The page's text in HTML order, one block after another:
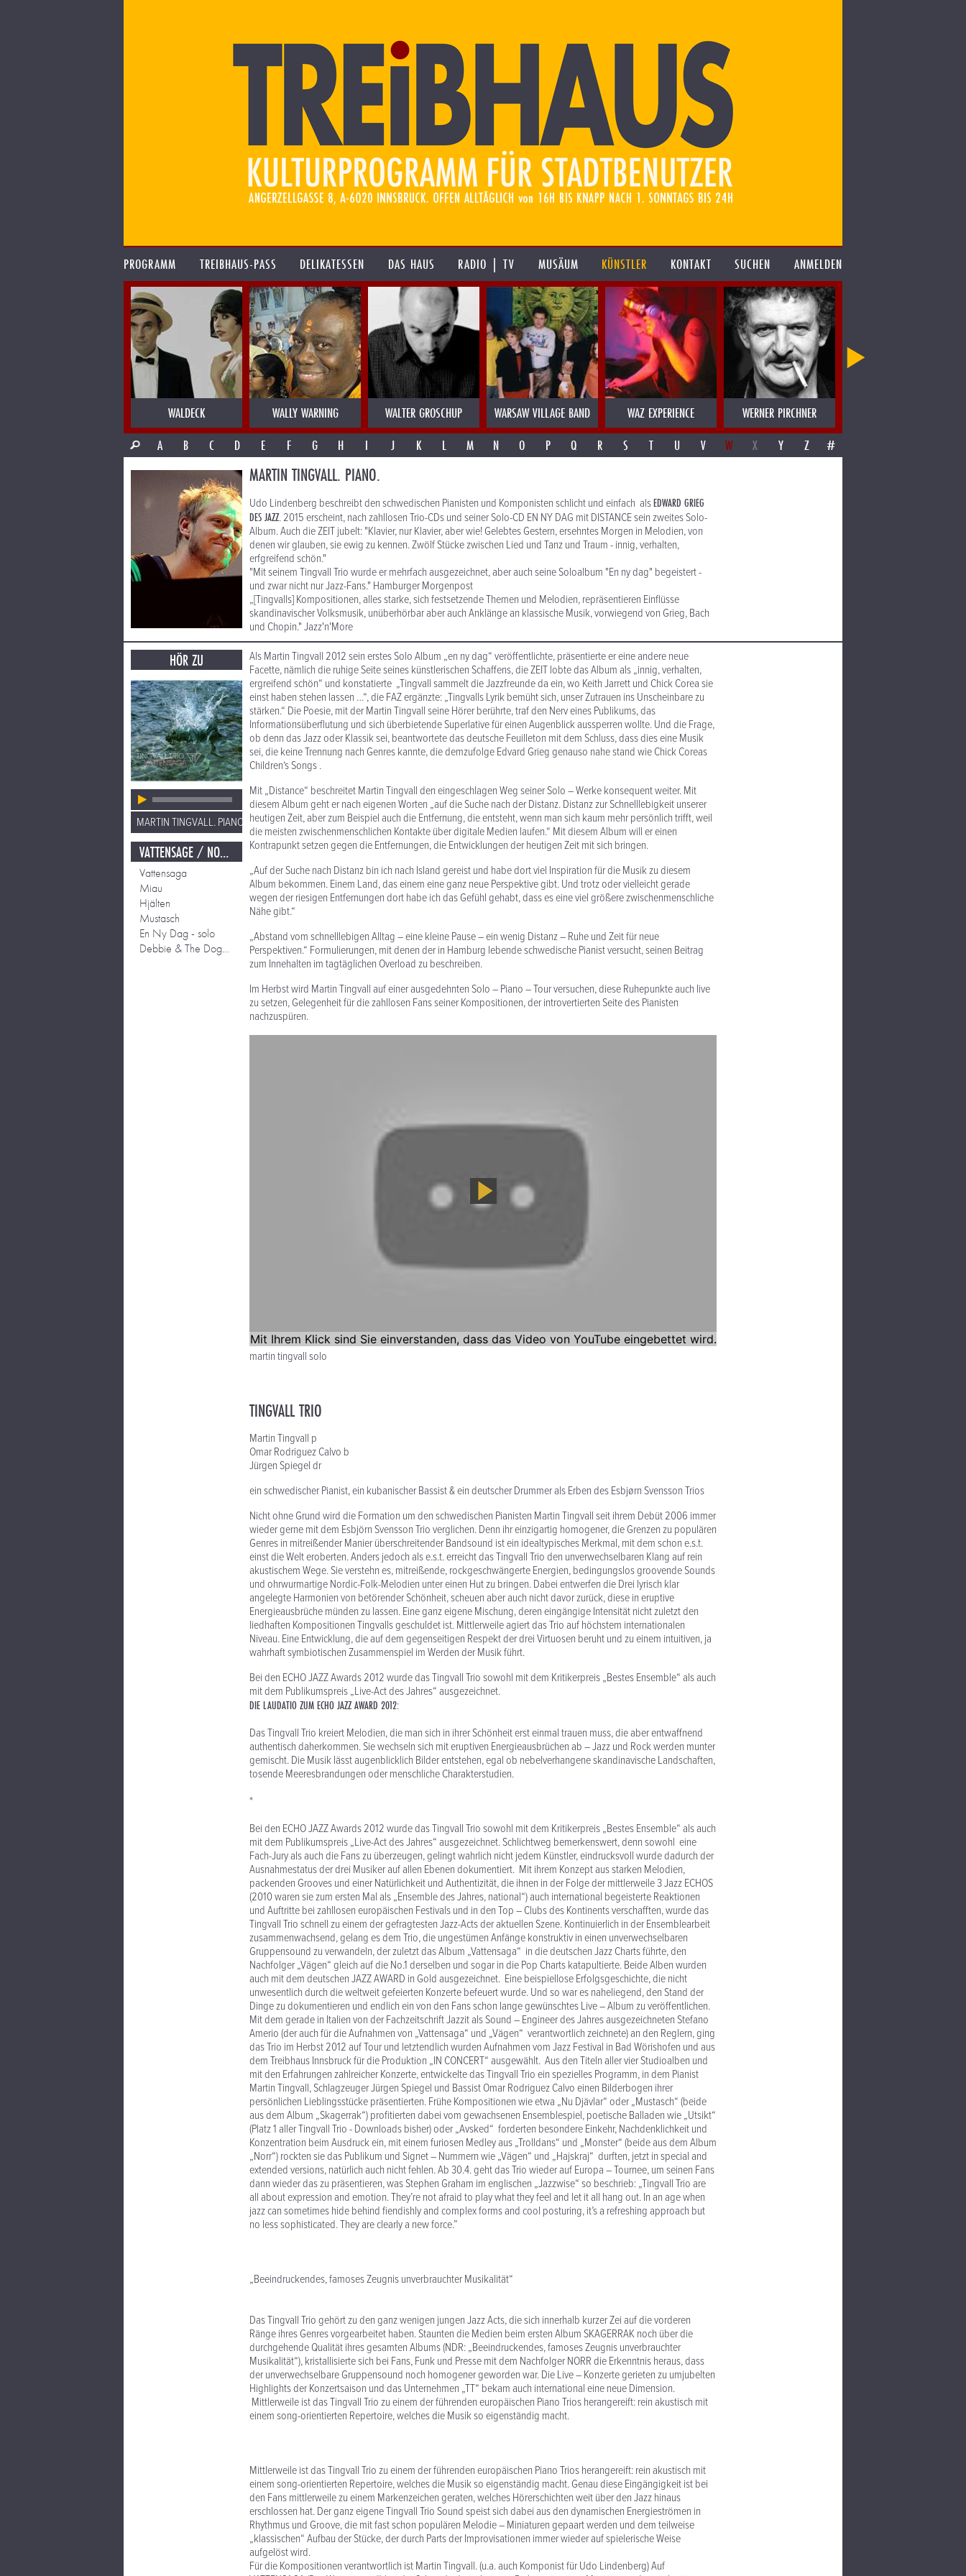
PROGRAMM TREIBHAUS-PASS DELIKATESSEN DAS HAUS RADIO | TV MUSÄUM KÜNSTLER KONTAKT SUCHEN ANMELDEN
WALDECK WALLY WARNING WALTER GROSCHUP WARSAW VILLAGE BAND WAZ EXPERIENCE WERNER PIRCHNER
A
B C D E F G H I J K L M N O P Q R S T U V W X Y Z #
MARTIN TINGVALL. PIANO.
Udo Lindenberg beschreibt den schwedischen Pianisten und Komponisten schlicht und einfach alsEDWARD GRIEG
DES JAZZ. 2015 erscheint, nach zahllosen Trio-CDs und seiner Solo-CD EN NY DAG mit DISTANCE sein zweites Solo-
Album. Auch die ZEIT jubelt: "Klavier, nur Klavier, aber wie! Gelebtes Gestern, ersehntes Morgen in Melodien, von
denen wir glauben, sie ewig zu kennen. Zwölf Stücke zwischen Lied und Tanz und Traum - innig, verhalten,
erfgreifend schön."
"Mit seinem Tingvall Trio wurde er mehrfach ausgezeichnet, aber auch seine Soloalbum "En ny dag" begeistert -
und zwar nicht nur Jazz-Fans." Hamburger Morgenpost
„[Tingvalls] Kompositionen, alles starke, sich festsetzende Themen und Melodien, repräsentieren Einflüsse
skandinavischer Volksmusik, unüberhörbar aber auch Anklänge an klassische Musik, vorwiegend von Grieg, Bach
und Chopin." Jazz'n'More
HÖR ZU
MARTIN TINGVALL. PIANO.
VATTENSAGE / NORR / EN NY DAG
Vattensaga
Miau
Hjälten
Mustasch
En Ny Dag - solo
Debbie & The Doggs - solo
Als Martin Tingvall 2012 sein erstes Solo Album „en ny dag“ veröffentlichte, präsentierte er eine andere neue
Facette, nämlich die ruhige Seite seines künstlerischen Schaffens, die ZEIT lobte das Album als „innig, verhalten,
ergreifend schön“ und konstatierte „Tingvall sammelt die Jazzfreunde da ein, wo Keith Jarrett und Chick Corea sie
einst haben stehen lassen …“, die FAZ ergänzte: „Tingvalls Lyrik bemüht sich, unser Zutrauen ins Unscheinbare zu
stärken.“ Die Poesie, mit der Martin Tingvall seine Hörer berührte, traf den Nerv eines Publikums, das
Informationsüberflutung und sich überbietende Superlative für einen Augenblick aussperren wollte. Und die Frage,
ob denn das Jazz oder Klassik sei, beantwortete das deutsche Feuilleton mit dem Schluss, dass dies eine Musik
sei, die keine Trennung nach Genres kannte, die demzufolge Edvard Grieg genauso nahe stand wie Chick Coreas
Children‘s Songs .
Mit „Distance“ beschreitet Martin Tingvall den eingeschlagen Weg seiner Solo – Werke konsequent weiter. Mit
diesem Album geht er nach eigenen Worten „auf die Suche nach der Distanz. Distanz zur Schnelllebigkeit unserer
heutigen Zeit, aber zum Beispiel auch die Entfernung, die entsteht, wenn man sich kaum mehr persönlich trifft, weil
die meisten zwischenmenschlichen Kontakte über digitale Medien laufen.“ Mit diesem Album will er einen
Kontrapunkt setzen gegen die Entfernungen, die Entwicklungen der heutigen Zeit mit sich bringen.
„Auf der Suche nach Distanz bin ich nach Island gereist und habe dort viel Inspiration für die Musik zu diesem
Album bekommen. Einem Land, das einem eine ganz neue Perspektive gibt. Und trotz oder vielleicht gerade
wegen der riesigen Entfernungen dort habe ich das Gefühl gehabt, dass es eine viel größere zwischenmenschliche
Nähe gibt.“
„Abstand vom schnelllebigen Alltag – eine kleine Pause – ein wenig Distanz – Ruhe und Zeit für neue
Perspektiven.“ Formulierungen, mit denen der in Hamburg lebende schwedische Pianist versucht, seinen Beitrag
zum Innehalten im tagtäglichen Overload zu beschreiben.
Im Herbst wird Martin Tingvall auf einer ausgedehnten Solo – Piano – Tour versuchen, diese Ruhepunkte auch live
zu setzen, Gelegenheit für die zahllosen Fans seiner Kompositionen, der introvertierten Seite des Pianisten
nachzuspüren.
martin tingvall solo
TINGVALL TRIO
Martin Tingvall p
Omar Rodriguez Calvo b
Jürgen Spiegel dr
ein schwedischer Pianist, ein kubanischer Bassist & ein deutscher Drummer als Erben des Esbjørn Svensson Trios
Nicht ohne Grund wird die Formation um den schwedischen Pianisten Martin Tingvall seit ihrem Debüt 2006 immer
wieder gerne mit dem Esbjörn Svensson Trio verglichen. Denn ihr einzigartig homogener, die Grenzen zu populären
Genres in mitreißender Manier überschreitender Bandsound ist ein idealtypisches Merkmal, mit dem schon e.s.t.
einst die Welt eroberten. Anders jedoch als e.s.t. erreicht das Tingvall Trio den unverwechselbaren Klang auf rein
akustischem Wege. Sie verstehn es, mitreißende, rockgeschwängerte Energien, bedingungslos groovende Sounds
und ohrwurmartige Nordic-Folk-Melodien unter einen Hut zu bringen. Dabei entwerfen die Drei lyrisch klar
angelegte Harmonien von betörender Schönheit, scheuen aber auch nicht davor zurück, diese in eruptive
Energieausbrüche münden zu lassen. Eine ganz eigene Mischung, deren eingängige Intensität nicht zuletzt den
liedhaften Kompositionen Tingvalls geschuldet ist. Mittlerweile agiert das Trio auf höchstem internationalen
Niveau. Eine Entwicklung, die auf dem gegenseitigen Respekt der drei Virtuosen beruht und zu einem intuitiven, ja
wahrhaft symbiotischen Zusammenspiel im Werden der Musik führt.
Bei den ECHO JAZZ Awards 2012 wurde das Tingvall Trio sowohl mit dem Kritikerpreis „Bestes Ensemble“ als auch
mit dem Publikumspreis „Live-Act des Jahres“ ausgezeichnet.
DIE LAUDATIO ZUM ECHO JAZZ AWARD 2012:
Das Tingvall Trio kreiert Melodien, die man sich in ihrer Schönheit erst einmal trauen muss, die aber entwaffnend
authentisch daherkommen. Sie wechseln sich mit eruptiven Energieausbrüchen ab – Jazz und Rock werden munter
gemischt. Die Musik lässt augenblicklich Bilder entstehen, egal ob nebelverhangene skandinavische Landschaften,
tosende Meeresbrandungen oder menschliche Charakterstudien.
*
Bei den ECHO JAZZ Awards 2012 wurde das Tingvall Trio sowohl mit dem Kritikerpreis „Bestes Ensemble“ als auch
mit dem Publikumspreis „Live-Act des Jahres“ ausgezeichnet. Schlichtweg bemerkenswert, denn sowohl eine
Fach-Jury als auch die Fans zu überzeugen, gelingt wahrlich nicht jedem Künstler, eindrucksvoll wurde dadurch der
Ausnahmestatus der drei Musiker auf allen Ebenen dokumentiert. Mit ihrem Konzept aus starken Melodien,
packenden Grooves und einer Natürlichkeit und Authentizität, die ihnen in der Folge der mittlerweile 3 Jazz ECHOS
(2010 waren sie zum ersten Mal als „Ensemble des Jahres, national“) auch international begeisterte Reaktionen
und Auftritte bei zahllosen europäischen Festivals und in den Top – Clubs des Kontinents verschafften, wurde das
Tingvall Trio schnell zu einem der gefragtesten Jazz-Acts der aktuellen Szene. Kontinuierlich in der Ensemblearbeit
zusammenwachsend, gelang es dem Trio, die ungestümen Anfänge konstruktiv in einen unverwechselbaren
Gruppensound zu verwandeln, der zuletzt das Album „Vattensaga“ in die deutschen Jazz Charts führte, den
Nachfolger „Vägen“ gleich auf die No.1 derselben und sogar in die Pop Charts katapultierte. Beide Alben wurden
auch mit dem deutschen JAZZ AWARD in Gold ausgezeichnet. Eine beispiellose Erfolgsgeschichte, die nicht
unwesentlich durch die weltweit gefeierten Konzerte befeuert wurde. Und so war es naheliegend, den Stand der
Dinge zu dokumentieren und endlich ein von den Fans schon lange gewünschtes Live – Album zu veröffentlichen.
Mit dem gerade in Italien von der Fachzeitschrift Jazzit als Sound – Engineer des Jahres ausgezeichneten Stefano
Amerio (der auch für die Aufnahmen von „Vattensaga“ und „Vägen“ verantwortlich zeichnete) an den Reglern, ging
das Trio im Herbst 2012 auf Tour und letztendlich wurden Aufnahmen vom Jazz Festival in Bad Wörishofen und aus
dem Treibhaus Innsbruck für die Produktion „IN CONCERT“ ausgewählt. Aus den Titeln aller vier Studioalben und
mit den Erfahrungen zahlreicher Konzerte, entwickelte das Tingvall Trio ein spezielles Programm, in dem Pianist
Martin Tingvall, Schlagzeuger Jürgen Spiegel und Bassist Omar Rodriguez Calvo einen Bilderbogen ihrer
persönlichen Lieblingsstücke präsentierten. Frühe Kompositionen wie etwa „Nu Djävlar“ oder „Mustasch“ (beide
aus dem Album „Skagerrak“) profitierten dabei vom gewachsenen Ensemblespiel, poetische Balladen wie „Utsikt“
(Platz 1 aller Tingvall Trio - Downloads bisher) oder „Avsked“ forderten besondere Einkehr, Nachdenklichkeit und
Konzentration beim Ausdruck ein, mit einem furiosen Medley aus „Trolldans“ und „Monster“ (beide aus dem Album
„Norr“) rockten sie das Publikum und Signet – Nummern wie „Vägen“ und „Hajskraj“ durften, jetzt in special and
extended versions, natürlich auch nicht fehlen. Ab 30.4. geht das Trio wieder auf Europa – Tournee, um seinen Fans
dann wieder das zu präsentieren, was Stephen Graham im englischen „Jazzwise“ so beschrieb: „Tingvall Trio are
all about expression and emotion. They’re not afraid to play what they feel and let it all hang out. In an age when
jazz can sometimes hide behind fiendishly and complex forms and cool posturing, it’s a refreshing approach but
no less sophisticated. They are clearly a new force.”
„Beeindruckendes, famoses Zeugnis unverbrauchter Musikalität“
Das Tingvall Trio gehört zu den ganz wenigen jungen Jazz Acts, die sich innerhalb kurzer Zei auf die vorderen
Ränge ihres Genres vorgearbeitet haben. Staunten die Medien beim ersten Album SKAGERRAK noch über die
durchgehende Qualität ihres gesamten Albums (NDR: „Beeindruckendes, famoses Zeugnis unverbrauchter
Musikalität“), kristallisierte sich bei Fans, Funk und Presse mit dem Nachfolger NORR die Erkenntnis heraus, dass
der unverwechselbare Gruppensound noch homogener geworden war. Die Live – Konzerte gerieten zu umjubelten
Highlights der Konzertsaison und das Unternehmen „TT“ bekam auch international eine neue Dimension.
Mittlerweile ist das Tingvall Trio zu einem der führenden europäischen Piano Trios herangereift: rein akustisch mit
einem song-orientierten Repertoire, welches die Musik so eigenständig macht.
Mittlerweile ist das Tingvall Trio zu einem der führenden europäischen Piano Trios herangereift: rein akustisch mit
einem song-orientierten Repertoire, welches die Musik so eigenständig macht. Genau diese Eingängigkeit ist bei
den Fans mittlerweile zu einem Markenzeichen geraten, welches Hörerschichten weit über den Jazz hinaus
erschlossen hat. Der ganz eigene Tingvall Trio Sound speist sich dabei aus den dynamischen Energieströmen in
Rhythmus und Groove, die mit fast schon populären Melodie – Miniaturen gepaart werden und dem teilweise
„klassischen“ Aufbau der Stücke, der durch Parts der Improvisationen immer wieder auf spielerische Weise
aufgelöst wird.
Für die Kompositionen verantwortlich ist Martin Tingvall. (u.a. auch Komponist für Udo Lindenberg) Auf